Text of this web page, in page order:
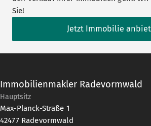
Sie!
Jetzt Immobilie
Immobilienmakler Radevormwald
Hauptsitz
Max-Planck-Straße 1
42477 Radevormwald